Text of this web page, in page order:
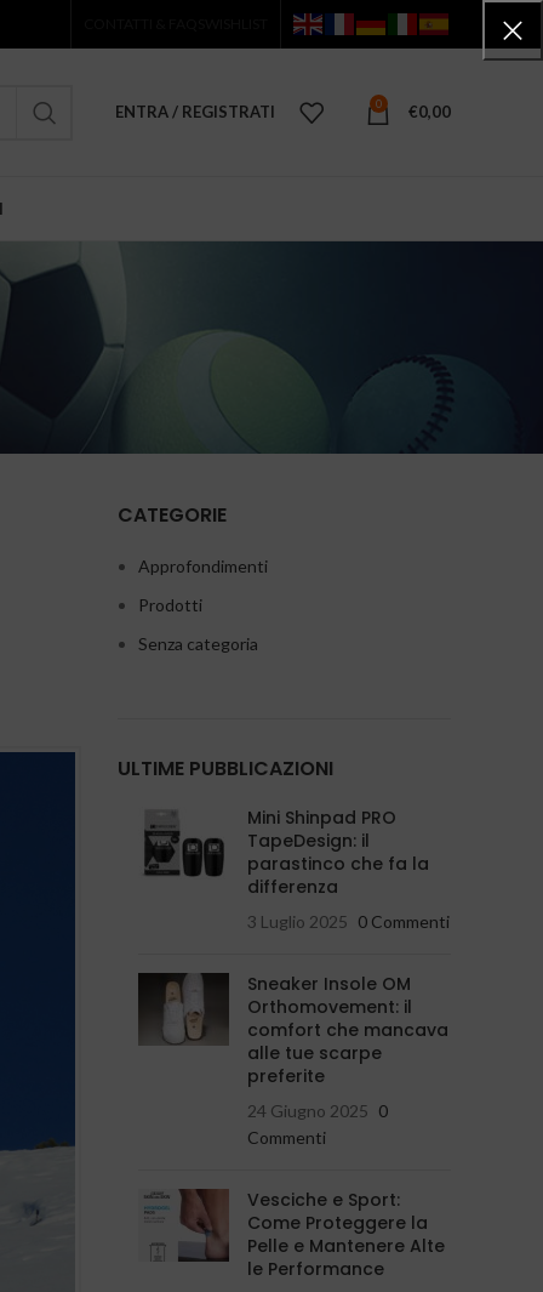
ENTRA / REGISTRATI 0 €0,00
CATEGORIE
Approfondimenti
Prodotti
Senza categoria
ULTIME PUBBLICAZIONI
Mini Shinpad PRO
TapeDesign: il
parastinco che fa la
differenza
3 Luglio 2025 0 Commenti
Sneaker Insole OM
Orthomovement: il
comfort che mancava
alle tue scarpe
preferite
24 Giugno 2025 0
Commenti
Vesciche e Sport:
Come Proteggere la
Pelle e Mantenere Alte
le Performance